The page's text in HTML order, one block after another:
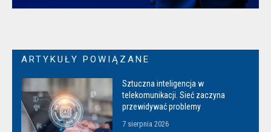
ARTYKUŁY POWIĄZANE
Sztuczna inteligencja w
telekomunikacji. Sieć zaczyna
przewidywać problemy
7 sierpnia 2026